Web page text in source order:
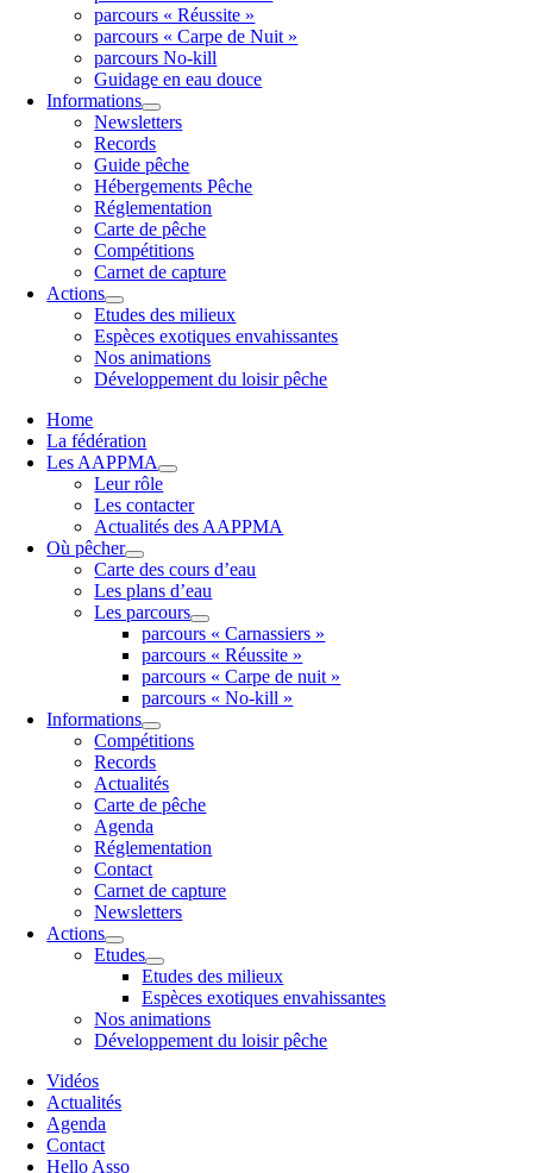
parcours « Réussite »
parcours « Carpe de Nuit »
parcours No-kill
Guidage en eau douce
Informations
Newsletters
Records
Guide pêche
Hébergements Pêche
Réglementation
Carte de pêche
Compétitions
Carnet de capture
Actions
Etudes des milieux
Espèces exotiques envahissantes
Nos animations
Développement du loisir pêche
Home
La fédération
Les AAPPMA
Leur rôle
Les contacter
Actualités des AAPPMA
Où pêcher
Carte des cours d’eau
Les plans d’eau
Les parcours
parcours « Carnassiers »
parcours « Réussite »
parcours « Carpe de nuit »
parcours « No-kill »
Informations
Compétitions
Records
Actualités
Carte de pêche
Agenda
Réglementation
Contact
Carnet de capture
Newsletters
Actions
Etudes
Etudes des milieux
Espèces exotiques envahissantes
Nos animations
Développement du loisir pêche
Vidéos
Actualités
Agenda
Contact
Hello Asso